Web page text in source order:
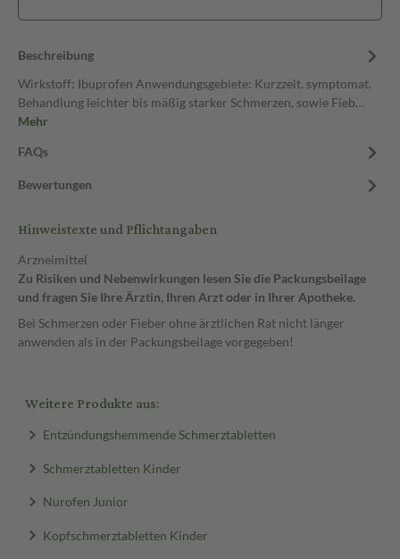
Beschreibung
Wirkstoff: Ibuprofen Anwendungsgebiete: Kurzzeit. symptomat.
Behandlung leichter bis mäßig starker Schmerzen, sowie Fieb…
Mehr
FAQs
Bewertungen
Hinweistexte und Pflichtangaben
Arzneimittel
Zu Risiken und Nebenwirkungen lesen Sie die Packungsbeilage
und fragen Sie Ihre Ärztin, Ihren Arzt oder in Ihrer Apotheke.
Bei Schmerzen oder Fieber ohne ärztlichen Rat nicht länger
anwenden als in der Packungsbeilage vorgegeben!
Weitere Produkte aus:
Entzündungshemmende Schmerztabletten
Schmerztabletten Kinder
Nurofen Junior
Kopfschmerztabletten Kinder